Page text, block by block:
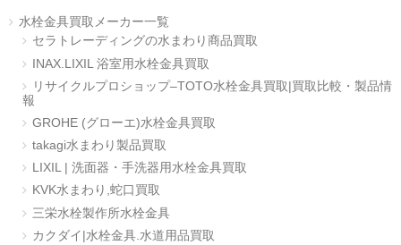
水栓金具買取メーカー一覧
セラトレーディングの水まわり商品買取
INAX.LIXIL 浴室用水栓金具買取
リサイクルプロショップ–TOTO水栓金具買取|買取比較・製品情
報
GROHE (グローエ)水栓金具買取
takagi水まわり製品買取
LIXIL | 洗面器・手洗器用水栓金具買取
KVK水まわり,蛇口買取
三栄水栓製作所水栓金具
カクダイ|水栓金具.水道用品買取